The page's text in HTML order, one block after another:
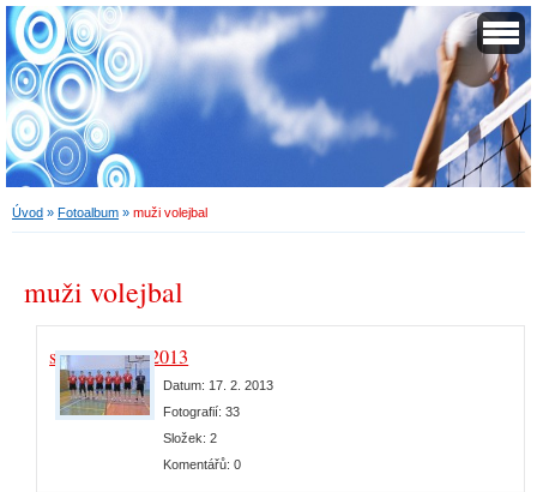
Úvod » Fotoalbum » muži volejbal
muži volejbal
sezóna 2012/2013
Datum: 17. 2. 2013
Fotografií:33
Složek:2
Komentářů:0